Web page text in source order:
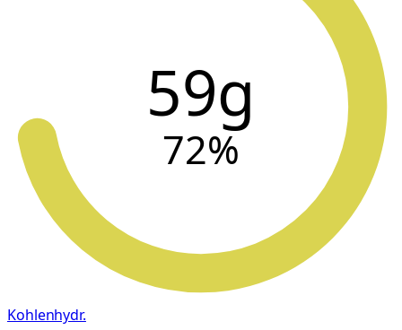
59g
72%
Kohlenhydr.